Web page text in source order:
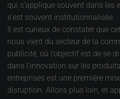
qui s’applique souvent dans les
s’est souvent institutionnalisée.
Il est curieux de constater que
nous vient du secteur de la
publicité, où l’objectif est de se
dans l’innovation sur les
entreprises est une première
disruption. Allons plus loin, et